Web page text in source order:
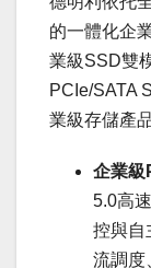
的一體化企
業級SSD雙
PCIe/SATA
業級存儲產
企業級
5.0高
控與自
流調度